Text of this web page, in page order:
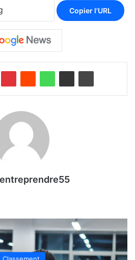
Copier l'URL